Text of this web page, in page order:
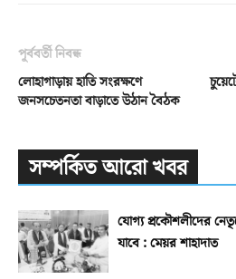
পূর্ববর্তী নিবন্ধ
লোহাগাড়ায় হাতি সংরক্ষণে
জনসচেতনতা বাড়াতে উঠান বৈঠক
সম্পর্কিত আরো খবর
যোগ্য প্রকৌশলীদের
যাবে : মেয়র শাহাদাত